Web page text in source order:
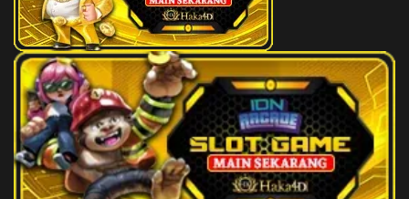
36
Wanita Sihir - Jangkrik - Latihan
Hansip - Teratai - Pintu -
Sarpakenaka
25-42-
52)
37
Dewa Maut - Ikan Sampan -
Gerak Badan - Salak - Rokok -
Yamadipati
2D
86 (84-
33-37-
83)
38
Orang Gila - Betet - Kerja Bakti -
2D
87 (88-